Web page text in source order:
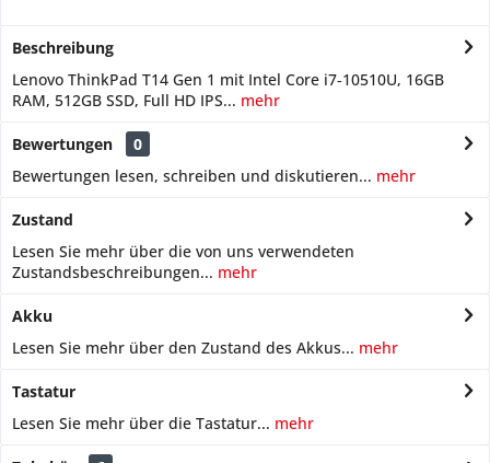
Beschreibung
Lenovo ThinkPad T14 Gen 1 mit Intel Core i7‑10510U, 16GB
RAM, 512GB SSD, Full HD IPS... mehr
Bewertungen
0
Bewertungen lesen, schreiben und diskutieren... mehr
Zustand
Lesen Sie mehr über die von uns verwendeten
Zustandsbeschreibungen... mehr
Akku
Lesen Sie mehr über den Zustand des Akkus... mehr
Tastatur
Lesen Sie mehr über die Tastatur... mehr